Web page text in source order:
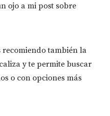
ojo a mi post sobre
recomiendo también la
y te permite buscar
o con opciones más